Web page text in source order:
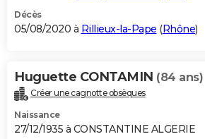
Décès
05/08/2020 à Rillieux-la-Pape (Rhône)
Huguette CONTAMIN (84 ans)
Créer une cagnotte obsèques
Naissance
27/12/1935 à CONSTANTINE ALGERIE